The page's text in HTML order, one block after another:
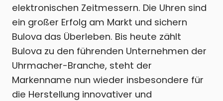
elektronischen Zeitmessern. Die Uhren sind
ein großer Erfolg am Markt und sichern
Bulova das Überleben. Bis heute zählt
Bulova zu den führenden Unternehmen der
Uhrmacher-Branche, steht der
Markenname nun wieder insbesondere für
die Herstellung innovativer und